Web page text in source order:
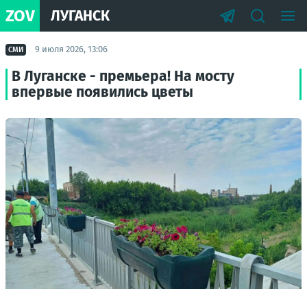
ZOV ЛУГАНСК
СМИ 9 июля 2026, 13:06
В Луганске - премьера! На мосту
впервые появились цветы